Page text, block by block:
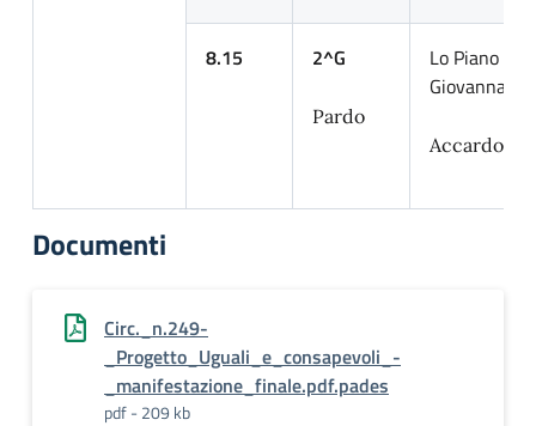
8.15 2^G
Pardo
Lo Piano
Giovanna
Accardo
Documenti
Circ._n.249-
_Progetto_Uguali_e_consapevoli_-
_manifestazione_finale.pdf.pades
pdf - 209 kb